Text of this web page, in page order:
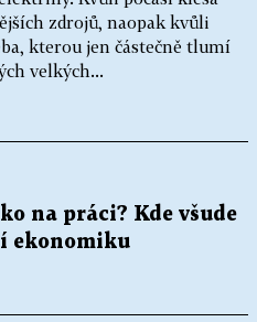
zdrojů, naopak kvůli
kterou jen částečně tlumí
velkých...
na práci? Kde všude
ekonomiku